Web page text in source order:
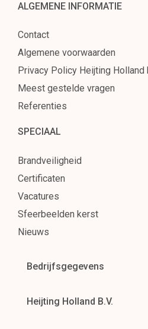
ALGEMENE INFORMATIE
Contact
Algemene voorwaarden
Privacy Policy Heijting Holland
Meest gestelde vragen
Referenties
SPECIAAL
Brandveiligheid
Certificaten
Vacatures
Sfeerbeelden kerst
Nieuws
Bedrijfsgegevens
Heijting Holland B.V.